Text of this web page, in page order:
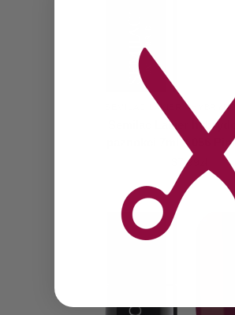
SEMILAC LAKIERY
Semilac Lakier
paznokci 7ml – 056
37,99